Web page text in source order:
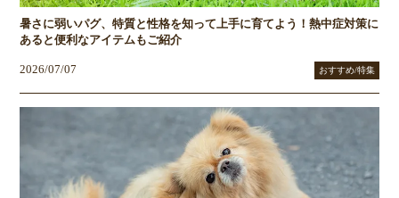
暑さに弱いパグ、特質と性格を知って上手に育てよう！熱中症対策に
あると便利なアイテムもご紹介
2026/07/07 おすすめ/特集